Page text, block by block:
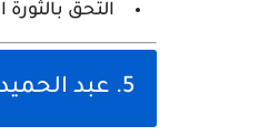
التحق بالثورة الجزائرية سنة 1956،
5. عبد الحميد بن باديس (1889- 1940)